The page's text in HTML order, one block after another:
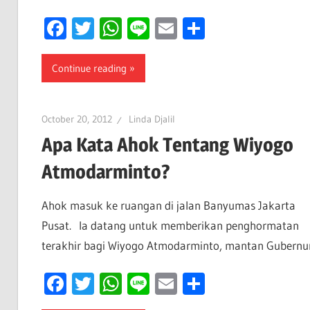
Facebook
Twitter
WhatsApp
LineEmailShare
Continue reading
October 20, 2012 Linda Djalil
Apa Kata Ahok Tentang Wiyogo
Atmodarminto?
Ahok masuk ke ruangan di jalan Banyumas Jakarta
Pusat. Ia datang untuk memberikan penghormatan
terakhir bagi Wiyogo Atmodarminto, mantan
Facebook
Twitter
WhatsApp
LineEmailShare